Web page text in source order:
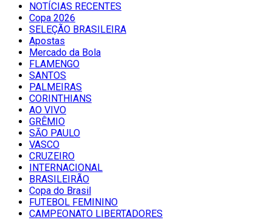
NOTÍCIAS RECENTES
Copa 2026
SELEÇÃO BRASILEIRA
Apostas
Mercado da Bola
FLAMENGO
SANTOS
PALMEIRAS
CORINTHIANS
AO VIVO
GRÊMIO
SĀO PAULO
VASCO
CRUZEIRO
INTERNACIONAL
BRASILEIRÃO
Copa do Brasil
FUTEBOL FEMININO
CAMPEONATO LIBERTADORES